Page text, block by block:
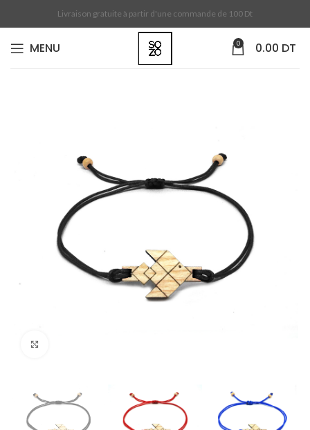
Livraison gratuite à partir d'une commande de 100 Dt
MENU 0 0.00 DT